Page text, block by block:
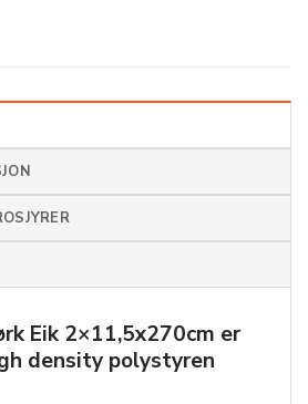
Eik 2×11,5x270cm er
density polystyren